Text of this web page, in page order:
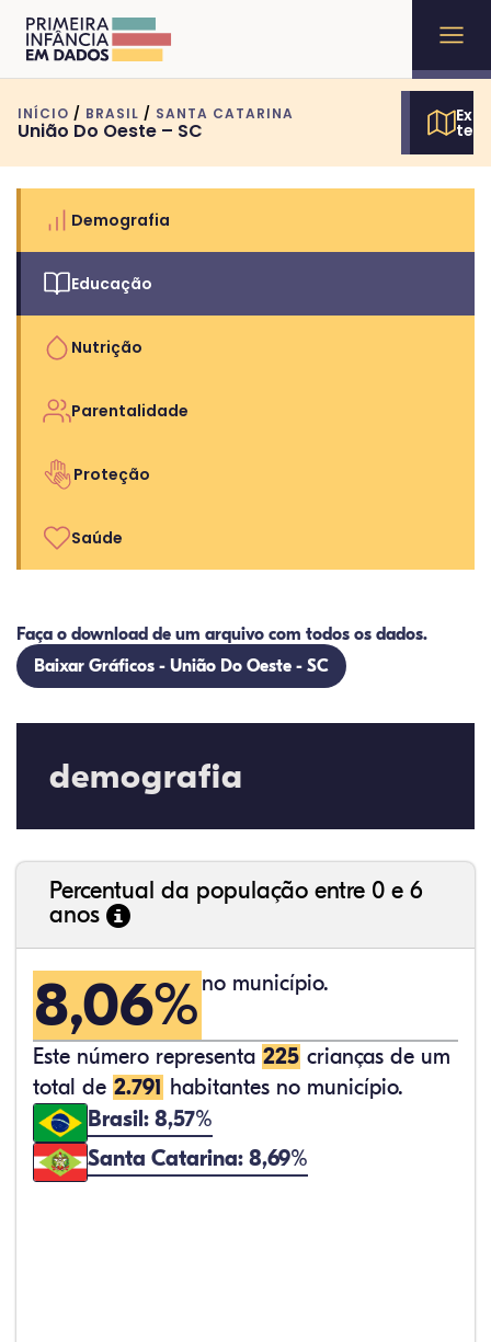
INÍCIO / BRASIL / SANTA CATARINA
União Do Oeste – SC
Demografia
Educação
Nutrição
Parentalidade
Proteção
Saúde
Faça o download de um arquivo com todos os dados.
Baixar Gráficos - União Do Oeste - SC
demografia
Percentual da população entre 0 e 6
anos
8,06% no município.
Este número representa 225 crianças de um
total de 2.791 habitantes no município.
Brasil: 8,57%
Santa Catarina: 8,69%